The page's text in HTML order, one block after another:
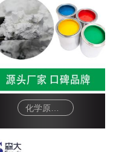
化学原料硅藻土助滤剂-油漆